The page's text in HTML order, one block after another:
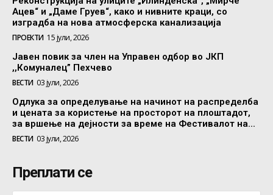
Ацев“ и „Даме Груев“, како и нивните краци, со
изградба на нова атмосферска канализација
ПРОЕКТИ 15 јули, 2026
Јавен повик за член на Управен одбор во ЈКП
,,Комуналец” Пехчево
ВЕСТИ 03 јули, 2026
Одлука за определување на начинот на распределба
и цената за користење на просторот на плоштадот,
за вршење на дејности за време на Фестивалот на...
ВЕСТИ 03 јули, 2026
Преплати се